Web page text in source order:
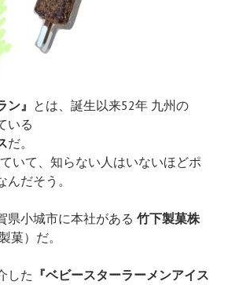
ン』 とは、 誕生以来52年 九州の
いる
だ。
いて、 知らない人はいないほどポ
だそう。
県小城市に本社がある 竹下製菓株
菓）だ。
した 『ベビースターラーメンアイス